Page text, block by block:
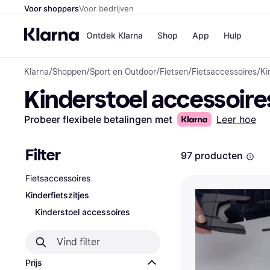
Voor shoppersVoor bedrijven
Ontdek Klarna Shop
Winkels
Bol
H&M
App Hulp
Klarna/Shoppen/Sport en Outdoor/Fietsen/Fietsaccessoires/
Kinderstoel
Probeer flexibele betalingen met Leer hoe
Filter
Fietsaccessoires
Kinderfietszitjes
Kinderstoel accessoires
Prijs
97 producten